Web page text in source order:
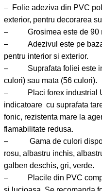
– Folie adeziva din PVC polimeric, utilizata in special la
– Grosimea este de 90
– Adezivul este pe baza
pentru interior si exterior.
– Suprafata foliei este
culori) sau mata (56 culori).
– Placi forex industrial UV industrial pentru semne si
indicatoare cu suprafata
fonic, rezistenta mare la agenti naturali si corozivi,
flamabilitate redusa.
– Gama de culori disponibile in permanenta in stoc:
rosu, albastru inchis, albastru deschis, negru, galben inchis,
galben deschis, gri, verde.
– Placile din PVC compact industrial au suprafata dura